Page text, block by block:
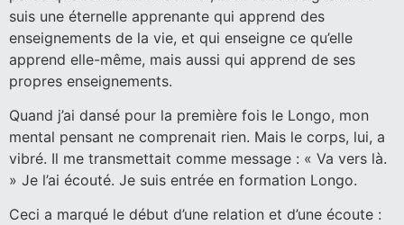
suis une éternelle apprenante qui apprend des
enseignements de la vie, et qui enseigne ce qu’elle
apprend elle-même, mais aussi qui apprend de ses
propres enseignements.
Quand j’ai dansé pour la première fois le Longo, mon
mental pensant ne comprenait rien. Mais le corps, lui, a
vibré. Il me transmettait comme message : « Va vers là.
» Je l’ai écouté. Je suis entrée en formation Longo.
Ceci a marqué le début d’une relation et d’une écoute :